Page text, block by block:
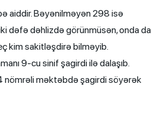
aiddir. Bəyənilməyən 298 isə
dəfə dəhlizdə görünmüsən, onda da
kim sakitləşdirə bilməyib.
9-cu sinif şagirdi ilə dalaşıb.
nömrəli məktəbdə şagirdi söyərək